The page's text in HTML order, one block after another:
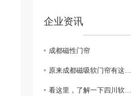
企业资讯
成都磁性门帘
原来成都磁吸软门帘有这些优势
看这里，了解一下四川软门帘的擦拭方法吧